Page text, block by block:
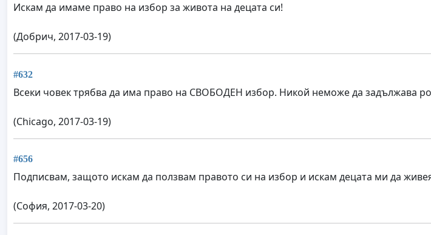
Искам да имаме право на избор за живота на децата си!
(Добрич, 2017-03-19)
#632
Всеки човек трябва да има право на СВОБОДЕН избор. Никой неможе да задължава
(Chicago, 2017-03-19)
#656
Подписвам, защото искам да ползвам правото си на избор и искам децата ми да
(София, 2017-03-20)